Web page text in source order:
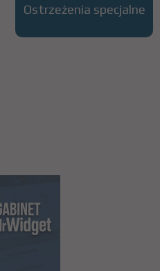
Ostrzeżenia specjalne